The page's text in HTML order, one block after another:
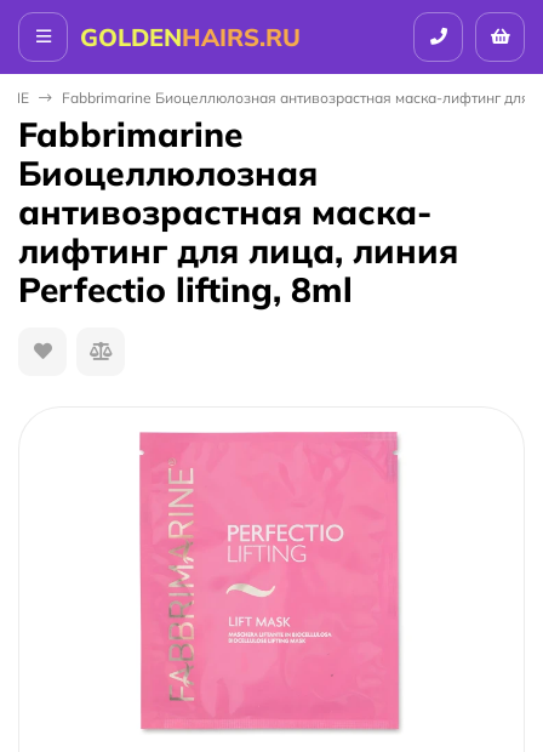
GOLDENHAIRS.RU
Fabbrimarine Биоцеллюлозная антивозрастная маска-лифтинг для
Fabbrimarine
Биоцеллюлозная
антивозрастная маска-
лифтинг для лица, линия
Perfectio lifting, 8ml